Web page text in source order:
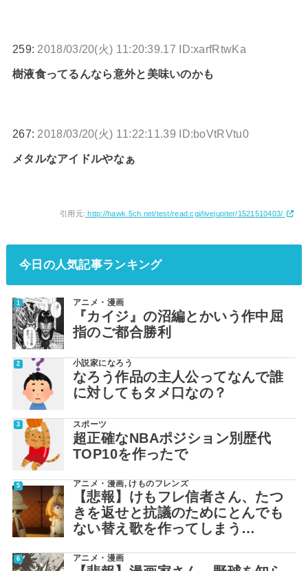
259: 2018/03/20(火) 11:20:39.17 ID:xarfRtwKa
樹液食ってるんなら意外と美味いのかも
267: 2018/03/20(火) 11:22:11.39 ID:boVtRVtu0
メタルなアイドルやなぁ
引用元: http://hawk.5ch.net/test/read.cgi/livejupiter/1521510403/
今日の人気記事ランキング
アニメ・漫画
『カイジ』の沼編とかいう作中屈
指のご都合勝利
小説家になろう
なろう作品の主人公ってなんで誰
に対してもタメ口なの？
スポーツ
超正確なNBAポジション別歴代
TOP10を作ったで
アニメ・漫画, けものフレンズ
【悲報】けもフレ信者さん、たつ
きを返せと抗議のためにとんでも
ない替え歌を作ってしまう…
アニメ・漫画